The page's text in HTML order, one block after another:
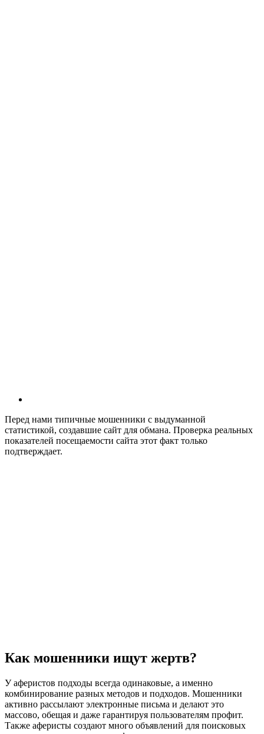
Перед нами типичные мошенники с выдуманной
статистикой, создавшие сайт для обмана. Проверка реальных
показателей посещаемости сайта этот факт только
подтверждает.
Как мошенники ищут жертв?
У аферистов подходы всегда одинаковые, а именно
комбинирование разных методов и подходов. Мошенники
активно рассылают электронные письма и делают это
массово, обещая и даже гарантируя пользователям профит.
Также аферисты создают много объявлений для поисковых